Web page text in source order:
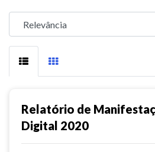
Relatório de
Digital 2020